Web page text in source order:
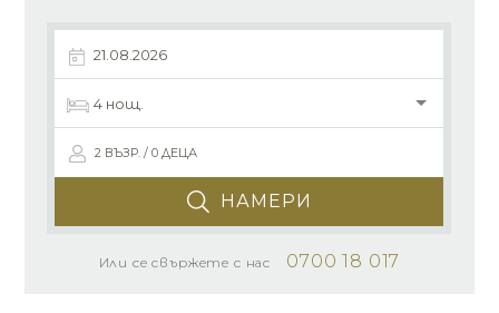
2 ВЪЗР. / 0 ДЕЦА
НАМЕРИ
Или се свържете с нас 0700 18 017